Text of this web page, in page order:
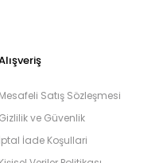
Mesafeli Satış Sözleşmesi
Gizlilik ve Güvenlik
İptal İade Koşullari